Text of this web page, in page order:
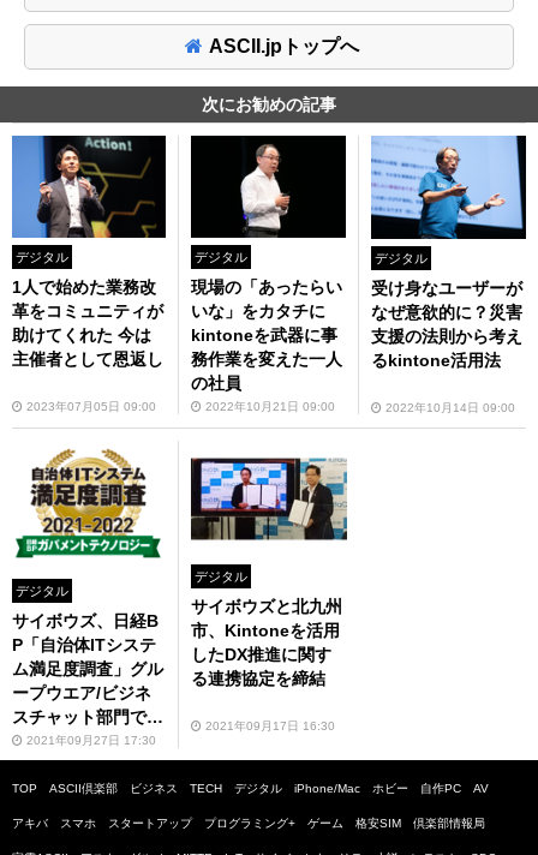
ASCII.jpトップへ
次にお勧めの記事
デジタル
1人で始めた業務改
革をコミュニティが
助けてくれた 今は
主催者として恩返し
2023年07月05日 09:00
デジタル
現場の「あったらい
いな」をカタチに
kintoneを武器に事
務作業を変えた一人
の社員
2022年10月21日 09:00
デジタル
受け身なユーザーが
なぜ意欲的に？災害
支援の法則から考え
るkintone活用法
2022年10月14日 09:00
デジタル
サイボウズ、日経B
P「自治体ITシステ
ム満足度調査」グル
ープウエア/ビジネ
スチャット部門で1
位を獲得
2021年09月27日 17:30
デジタル
サイボウズと北九州
市、Kintoneを活用
したDX推進に関す
る連携協定を締結
2021年09月17日 16:30
TOP ASCII倶楽部 ビジネス TECH デジタル iPhone/Mac ホビー 自作PC AV
アキバ スマホ スタートアップ プログラミング+ ゲーム 格安SIM 倶楽部情報局